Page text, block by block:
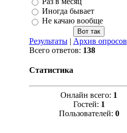
Иногда бывает
Не качаю вообще
Результаты| Архив опросов
Всего ответов: 138
Статистика
Онлайн всего: 1
Гостей: 1
Пользователей: 0